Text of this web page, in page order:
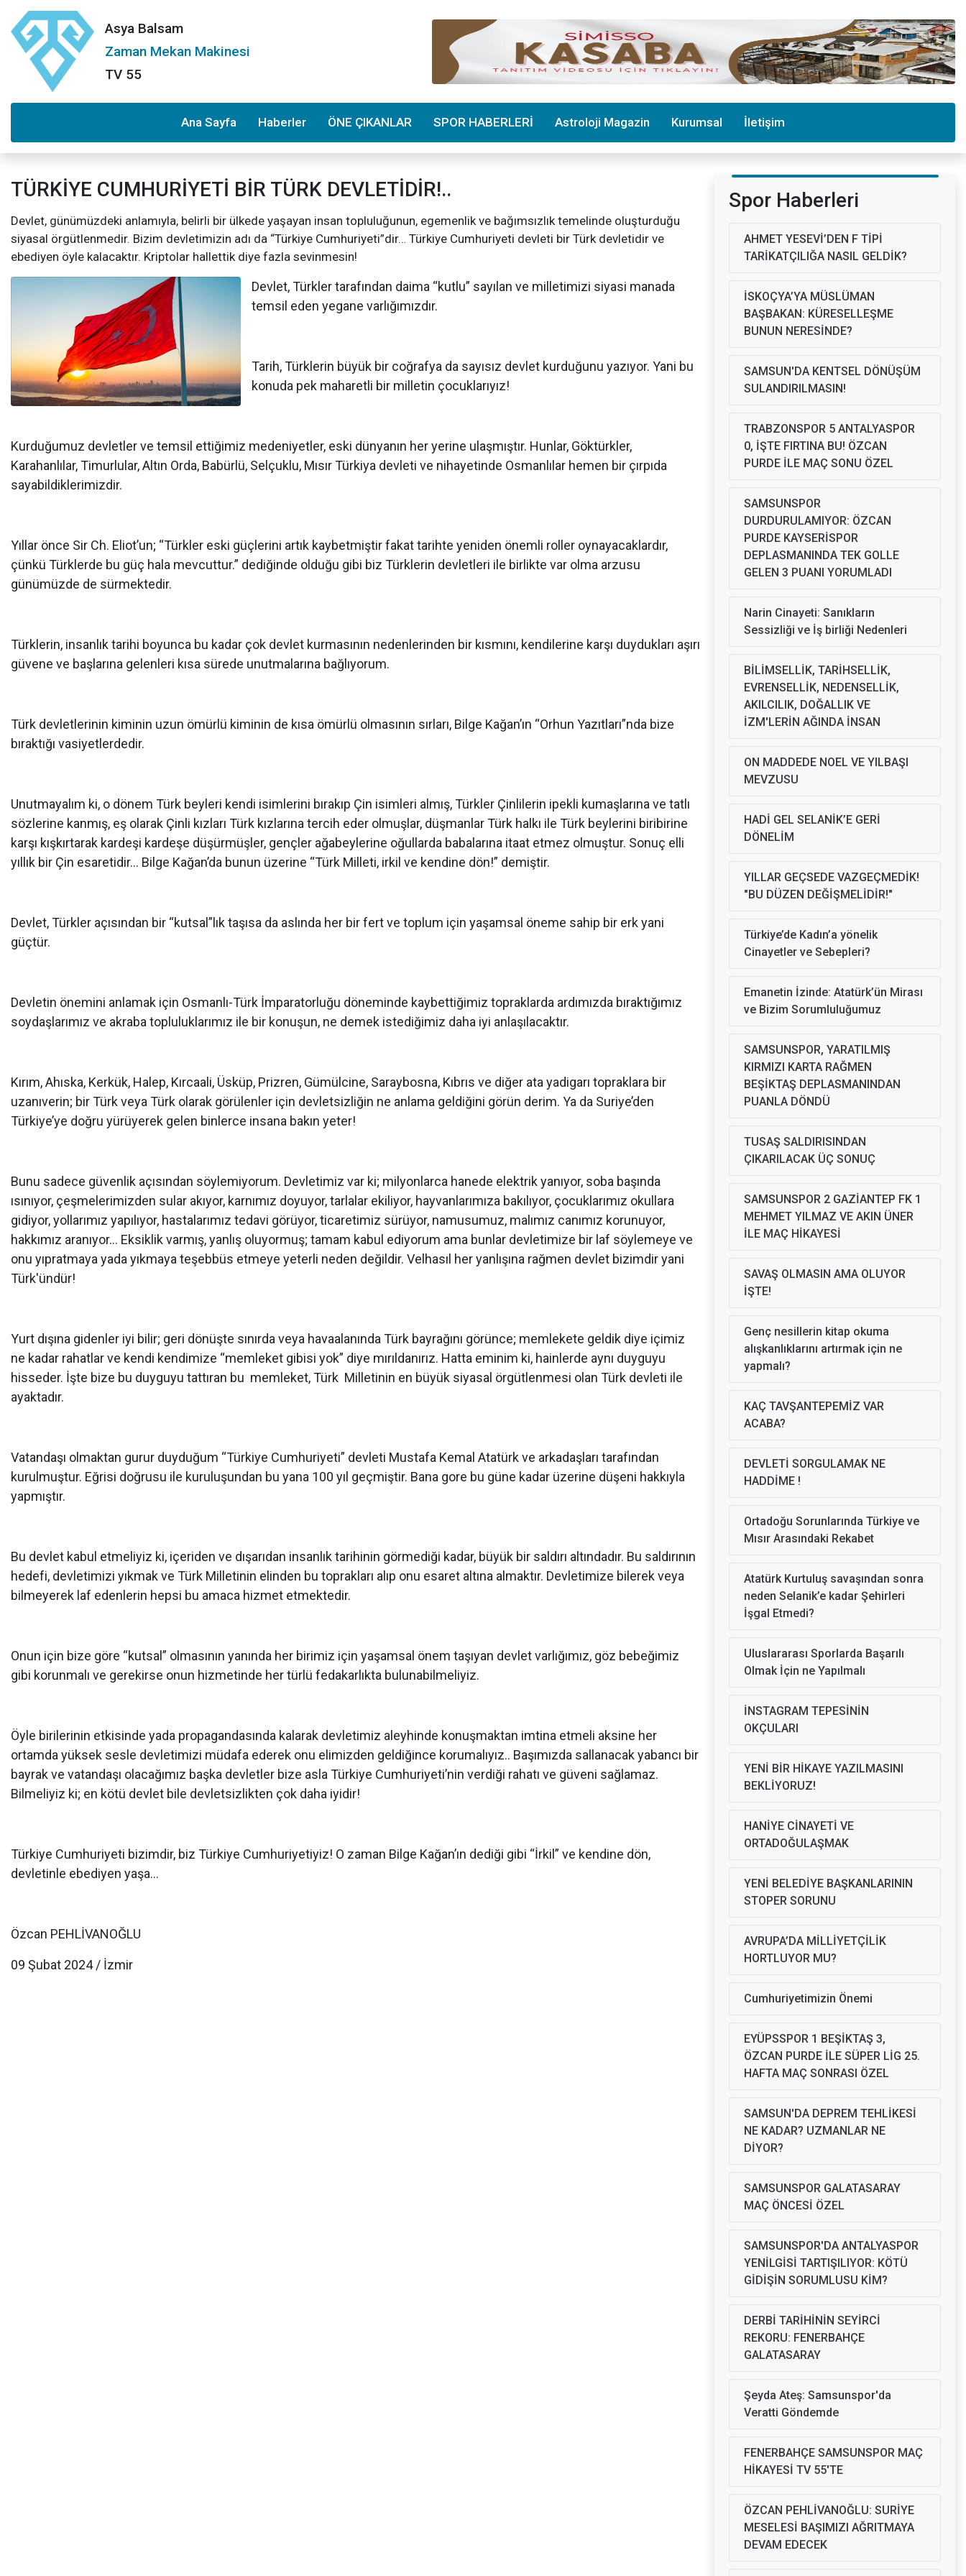
Asya Balsam
Zaman Mekan Makinesi
TV 55
Ana Sayfa Haberler ÖNE ÇIKANLAR SPOR HABERLERİ Astroloji Magazin Kurumsal İletişim
TÜRKİYE CUMHURİYETİ BİR TÜRK DEVLETİDİR!..
Devlet, günümüzdeki anlamıyla, belirli bir ülkede yaşayan insan topluluğunun, egemenlik ve bağımsızlık temelinde oluşturduğu
siyasal örgütlenmedir. Bizim devletimizin adı da “Türkiye Cumhuriyeti”dir… Türkiye Cumhuriyeti devleti bir Türk devletidir ve
ebediyen öyle kalacaktır. Kriptolar hallettik diye fazla sevinmesin!
Devlet, Türkler tarafından daima “kutlu” sayılan ve milletimizi siyasi manada
temsil eden yegane varlığımızdır.
Tarih, Türklerin büyük bir coğrafya da sayısız devlet kurduğunu yazıyor. Yani bu
konuda pek maharetli bir milletin çocuklarıyız!
Kurduğumuz devletler ve temsil ettiğimiz medeniyetler, eski dünyanın her yerine ulaşmıştır. Hunlar, Göktürkler,
Karahanlılar, Timurlular, Altın Orda, Babürlü, Selçuklu, Mısır Türkiya devleti ve nihayetinde Osmanlılar hemen bir çırpıda
sayabildiklerimizdir.
Yıllar önce Sir Ch. Eliot’un; “Türkler eski güçlerini artık kaybetmiştir fakat tarihte yeniden önemli roller oynayacaklardır,
çünkü Türklerde bu güç hala mevcuttur.” dediğinde olduğu gibi biz Türklerin devletleri ile birlikte var olma arzusu
günümüzde de sürmektedir.
Türklerin, insanlık tarihi boyunca bu kadar çok devlet kurmasının nedenlerinden bir kısmını, kendilerine karşı duydukları aşırı
güvene ve başlarına gelenleri kısa sürede unutmalarına bağlıyorum.
Türk devletlerinin kiminin uzun ömürlü kiminin de kısa ömürlü olmasının sırları, Bilge Kağan’ın “Orhun Yazıtları”nda bize
bıraktığı vasiyetlerdedir.
Unutmayalım ki, o dönem Türk beyleri kendi isimlerini bırakıp Çin isimleri almış, Türkler Çinlilerin ipekli kumaşlarına ve tatlı
sözlerine kanmış, eş olarak Çinli kızları Türk kızlarına tercih eder olmuşlar, düşmanlar Türk halkı ile Türk beylerini biribirine
karşı kışkırtarak kardeşi kardeşe düşürmüşler, gençler ağabeylerine oğullarda babalarına itaat etmez olmuştur. Sonuç elli
yıllık bir Çin esaretidir… Bilge Kağan’da bunun üzerine “Türk Milleti, irkil ve kendine dön!” demiştir.
Devlet, Türkler açısından bir “kutsal”lık taşısa da aslında her bir fert ve toplum için yaşamsal öneme sahip bir erk yani
güçtür.
Devletin önemini anlamak için Osmanlı-Türk İmparatorluğu döneminde kaybettiğimiz topraklarda ardımızda bıraktığımız
soydaşlarımız ve akraba topluluklarımız ile bir konuşun, ne demek istediğimiz daha iyi anlaşılacaktır.
Kırım, Ahıska, Kerkük, Halep, Kırcaali, Üsküp, Prizren, Gümülcine, Saraybosna, Kıbrıs ve diğer ata yadigarı topraklara bir
uzanıverin; bir Türk veya Türk olarak görülenler için devletsizliğin ne anlama geldiğini görün derim. Ya da Suriye’den
Türkiye’ye doğru yürüyerek gelen binlerce insana bakın yeter!
Bunu sadece güvenlik açısından söylemiyorum. Devletimiz var ki; milyonlarca hanede elektrik yanıyor, soba başında
ısınıyor, çeşmelerimizden sular akıyor, karnımız doyuyor, tarlalar ekiliyor, hayvanlarımıza bakılıyor, çocuklarımız okullara
gidiyor, yollarımız yapılıyor, hastalarımız tedavi görüyor, ticaretimiz sürüyor, namusumuz, malımız canımız korunuyor,
hakkımız aranıyor… Eksiklik varmış, yanlış oluyormuş; tamam kabul ediyorum ama bunlar devletimize bir laf söylemeye ve
onu yıpratmaya yada yıkmaya teşebbüs etmeye yeterli neden değildir. Velhasıl her yanlışına rağmen devlet bizimdir yani
Türk'ündür!
Yurt dışına gidenler iyi bilir; geri dönüşte sınırda veya havaalanında Türk bayrağını görünce; memlekete geldik diye içimiz
ne kadar rahatlar ve kendi kendimize “memleket gibisi yok” diye mırıldanırız. Hatta eminim ki, hainlerde aynı duyguyu
hisseder. İşte bize bu duyguyu tattıran bu memleket, Türk Milletinin en büyük siyasal örgütlenmesi olan Türk devleti ile
ayaktadır.
Vatandaşı olmaktan gurur duyduğum “Türkiye Cumhuriyeti” devleti Mustafa Kemal Atatürk ve arkadaşları tarafından
kurulmuştur. Eğrisi doğrusu ile kuruluşundan bu yana 100 yıl geçmiştir. Bana gore bu güne kadar üzerine düşeni hakkıyla
yapmıştır.
Bu devlet kabul etmeliyiz ki, içeriden ve dışarıdan insanlık tarihinin görmediği kadar, büyük bir saldırı altındadır. Bu saldırının
hedefi, devletimizi yıkmak ve Türk Milletinin elinden bu toprakları alıp onu esaret altına almaktır. Devletimize bilerek veya
bilmeyerek laf edenlerin hepsi bu amaca hizmet etmektedir.
Onun için bize göre “kutsal” olmasının yanında her birimiz için yaşamsal önem taşıyan devlet varlığımız, göz bebeğimiz
gibi korunmalı ve gerekirse onun hizmetinde her türlü fedakarlıkta bulunabilmeliyiz.
Öyle birilerinin etkisinde yada propagandasında kalarak devletimiz aleyhinde konuşmaktan imtina etmeli aksine her
ortamda yüksek sesle devletimizi müdafa ederek onu elimizden geldiğince korumalıyız.. Başımızda sallanacak yabancı bir
bayrak ve vatandaşı olacağımız başka devletler bize asla Türkiye Cumhuriyeti’nin verdiği rahatı ve güveni sağlamaz.
Bilmeliyiz ki; en kötü devlet bile devletsizlikten çok daha iyidir!
Türkiye Cumhuriyeti bizimdir, biz Türkiye Cumhuriyetiyiz! O zaman Bilge Kağan’ın dediği gibi “İrkil” ve kendine dön,
devletinle ebediyen yaşa…
Özcan PEHLİVANOĞLU
09 Şubat 2024 / İzmir
Spor Haberleri
AHMET YESEVİ’DEN F TİPİ
TARİKATÇILIĞA NASIL GELDİK?
İSKOÇYA’YA MÜSLÜMAN
BAŞBAKAN: KÜRESELLEŞME
BUNUN NERESİNDE?
SAMSUN'DA KENTSEL DÖNÜŞÜM
SULANDIRILMASIN!
TRABZONSPOR 5 ANTALYASPOR
0, İŞTE FIRTINA BU! ÖZCAN
PURDE İLE MAÇ SONU ÖZEL
SAMSUNSPOR
DURDURULAMIYOR: ÖZCAN
PURDE KAYSERİSPOR
DEPLASMANINDA TEK GOLLE
GELEN 3 PUANI YORUMLADI
Narin Cinayeti: Sanıkların
Sessizliği ve İş birliği Nedenleri
BİLİMSELLİK, TARİHSELLİK,
EVRENSELLİK, NEDENSELLİK,
AKILCILIK, DOĞALLIK VE
İZM'LERİN AĞINDA İNSAN
ON MADDEDE NOEL VE YILBAŞI
MEVZUSU
HADİ GEL SELANİK’E GERİ
DÖNELİM
YILLAR GEÇSEDE VAZGEÇMEDİK!
"BU DÜZEN DEĞİŞMELİDİR!"
Türkiye’de Kadın’a yönelik
Cinayetler ve Sebepleri?
Emanetin İzinde: Atatürk’ün Mirası
ve Bizim Sorumluluğumuz
SAMSUNSPOR, YARATILMIŞ
KIRMIZI KARTA RAĞMEN
BEŞİKTAŞ DEPLASMANINDAN
PUANLA DÖNDÜ
TUSAŞ SALDIRISINDAN
ÇIKARILACAK ÜÇ SONUÇ
SAMSUNSPOR 2 GAZİANTEP FK 1
MEHMET YILMAZ VE AKIN ÜNER
İLE MAÇ HİKAYESİ
SAVAŞ OLMASIN AMA OLUYOR
İŞTE!
Genç nesillerin kitap okuma
alışkanlıklarını artırmak için ne
yapmalı?
KAÇ TAVŞANTEPEMİZ VAR
ACABA?
DEVLETİ SORGULAMAK NE
HADDİME !
Ortadoğu Sorunlarında Türkiye ve
Mısır Arasındaki Rekabet
Atatürk Kurtuluş savaşından sonra
neden Selanik’e kadar Şehirleri
İşgal Etmedi?
Uluslararası Sporlarda Başarılı
Olmak İçin ne Yapılmalı
İNSTAGRAM TEPESİNİN
OKÇULARI
YENİ BİR HİKAYE YAZILMASINI
BEKLİYORUZ!
HANİYE CİNAYETİ VE
ORTADOĞULAŞMAK
YENİ BELEDİYE BAŞKANLARININ
STOPER SORUNU
AVRUPA’DA MİLLİYETÇİLİK
HORTLUYOR MU?
Cumhuriyetimizin Önemi
EYÜPSSPOR 1 BEŞİKTAŞ 3,
ÖZCAN PURDE İLE SÜPER LİG 25.
HAFTA MAÇ SONRASI ÖZEL
SAMSUN'DA DEPREM TEHLİKESİ
NE KADAR? UZMANLAR NE
DİYOR?
SAMSUNSPOR GALATASARAY
MAÇ ÖNCESİ ÖZEL
SAMSUNSPOR'DA ANTALYASPOR
YENİLGİSİ TARTIŞILIYOR: KÖTÜ
GİDİŞİN SORUMLUSU KİM?
DERBİ TARİHİNİN SEYİRCİ
REKORU: FENERBAHÇE
GALATASARAY
Şeyda Ateş: Samsunspor'da
Veratti Göndemde
FENERBAHÇE SAMSUNSPOR MAÇ
HİKAYESİ TV 55'TE
ÖZCAN PEHLİVANOĞLU: SURİYE
MESELESİ BAŞIMIZI AĞRITMAYA
DEVAM EDECEK